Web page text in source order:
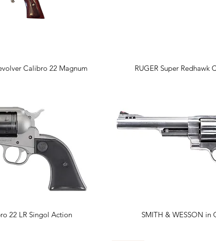
Calibro 22 Magnum Vista
RUGER Super Redhawk
22 LR Singol Action Vista
SMITH & WESSON in